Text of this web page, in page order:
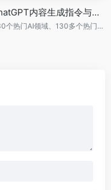
《ChatGPT内容生成指令与范例大全》
精选30个热门AI领域、130多个热门案例指令应用。超值赠送30集教学视频、素材效果文件